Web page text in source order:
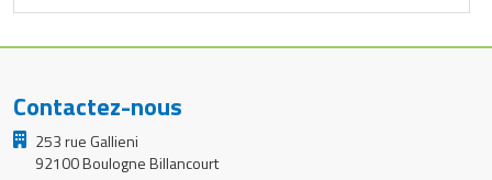
Contactez-nous
253 rue Gallieni
92100 Boulogne Billancourt